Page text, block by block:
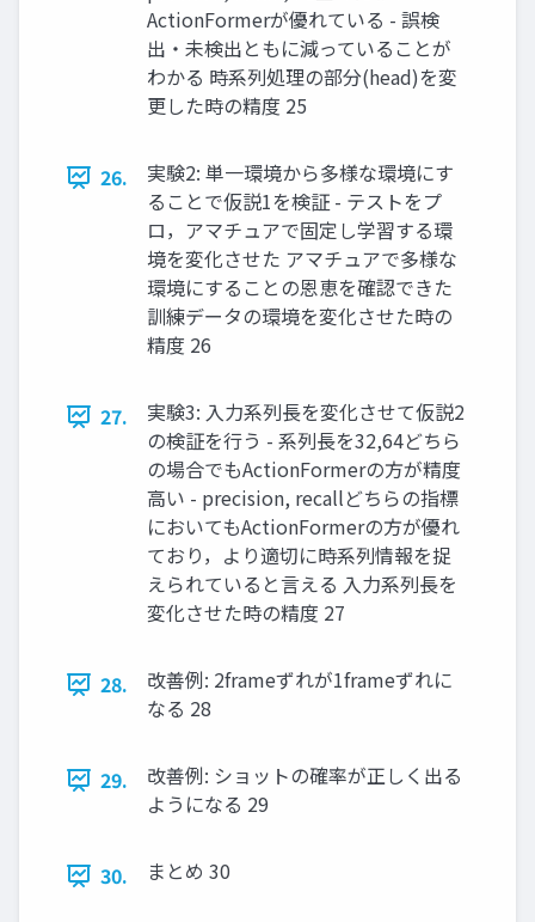
ActionFormerが優れている - 誤検
出・未検出ともに減っていることが
わかる 時系列処理の部分(head)を変
更した時の精度 25
26.
実験2: 単一環境から多様な環境にす
ることで仮説1を検証 - テストをプ
ロ，アマチュアで固定し学習する環
境を変化させた アマチュアで多様な
環境にすることの恩恵を確認できた
訓練データの環境を変化させた時の
精度 26
27.
実験3: 入力系列長を変化させて仮説2
の検証を行う - 系列長を32,64どちら
の場合でもActionFormerの方が精度
高い - precision, recallどちらの指標
においてもActionFormerの方が優れ
ており，より適切に時系列情報を捉
えられていると言える 入力系列長を
変化させた時の精度 27
28.
改善例: 2frameずれが1frameずれに
なる 28
29.
改善例: ショットの確率が正しく出る
ようになる 29
30. まとめ 30